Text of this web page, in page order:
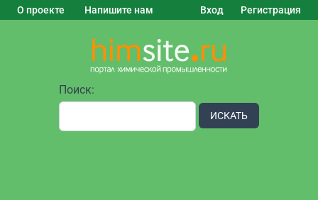
О проекте Напишите нам Вход Регистрация
Поиск:
ИСКАТЬ